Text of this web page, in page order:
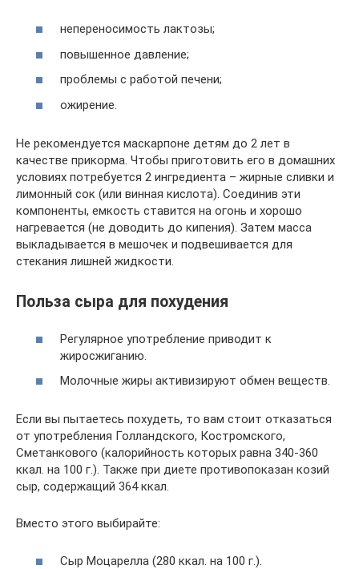
непереносимость лактозы;
повышенное давление;
проблемы с работой печени;
ожирение.
Не рекомендуется маскарпоне детям до 2 лет в
качестве прикорма. Чтобы приготовить его в домашних
условиях потребуется 2 ингредиента – жирные сливки и
лимонный сок (или винная кислота). Соединив эти
компоненты, емкость ставится на огонь и хорошо
нагревается (не доводить до кипения). Затем масса
выкладывается в мешочек и подвешивается для
стекания лишней жидкости.
Польза сыра для похудения
Регулярное употребление приводит к
жиросжиганию.
Молочные жиры активизируют обмен веществ.
Если вы пытаетесь похудеть, то вам стоит отказаться
от употребления Голландского, Костромского,
Сметанкового (калорийность которых равна 340-360
ккал. на 100 г.). Также при диете противопоказан козий
сыр, содержащий 364 ккал.
Вместо этого выбирайте:
Сыр Моцарелла (280 ккал. на 100 г.).